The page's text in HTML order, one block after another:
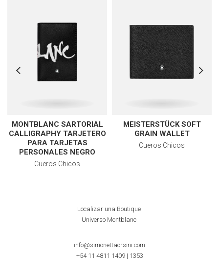
MONTBLANC SARTORIAL
CALLIGRAPHY TARJETERO
PARA TARJETAS
PERSONALES NEGRO
Cueros Chicos
MEISTERSTÜCK SOFT
GRAIN WALLET
Cueros Chicos
Localizar una Boutique
Universo Montblanc
info@simonettaorsini.com
+54 11 4811 1409| 1353